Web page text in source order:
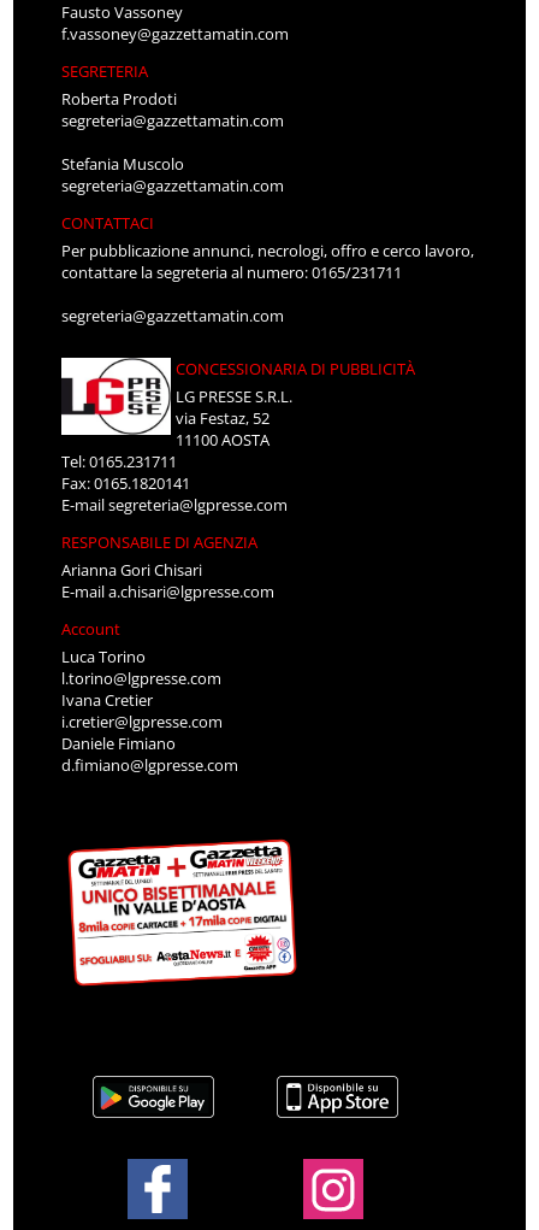
Fausto Vassoney
f.vassoney@gazzettamatin.com
SEGRETERIA
Roberta Prodoti
segreteria@gazzettamatin.com
Stefania Muscolo
segreteria@gazzettamatin.com
CONTATTACI
Per pubblicazione annunci, necrologi, offro e cerco lavoro,
contattare la segreteria al numero: 0165/231711
segreteria@gazzettamatin.com
CONCESSIONARIA DI PUBBLICITÀ
LG PRESSE S.R.L.
via Festaz, 52
11100 AOSTA
Tel: 0165.231711
Fax: 0165.1820141
E-mailsegreteria@lgpresse.com
RESPONSABILE DI AGENZIA
Arianna Gori Chisari
E-maila.chisari@lgpresse.com
Account
Luca Torino
l.torino@lgpresse.com
Ivana Cretier
i.cretier@lgpresse.com
Daniele Fimiano
d.fimiano@lgpresse.com